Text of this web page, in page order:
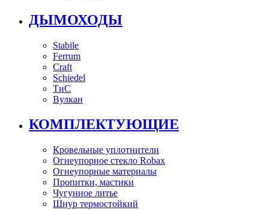
ДЫМОХОДЫ
Stabile
Ferrum
Craft
Schiedel
ТиС
Вулкан
КОМПЛЕКТУЮЩИЕ
Кровельные уплотнители
Огнеупорное стекло Robax
Огнеупорные материалы
Пропитки, мастики
Чугунное литье
Шнур термостойкий